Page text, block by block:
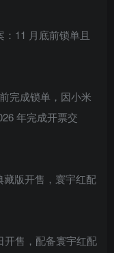
11 月底前锁单且
完成锁单，因小米
年完成开票交
藏版开售，寰宇红配
开售，配备寰宇红配